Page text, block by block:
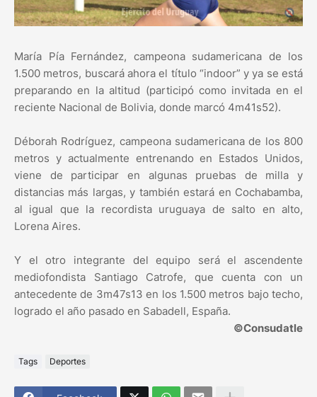
María Pía Fernández, campeona sudamericana de los
1.500 metros, buscará ahora el título “indoor” y ya se está
preparando en la altitud (participó como invitada en el
reciente Nacional de Bolivia, donde marcó 4m41s52).
Déborah Rodríguez, campeona sudamericana de los 800
metros y actualmente entrenando en Estados Unidos,
viene de participar en algunas pruebas de milla y
distancias más largas, y también estará en Cochabamba,
al igual que la recordista uruguaya de salto en alto,
Lorena Aires.
Y el otro integrante del equipo será el ascendente
mediofondista Santiago Catrofe, que cuenta con un
antecedente de 3m47s13 en los 1.500 metros bajo techo,
logrado el año pasado en Sabadell, España.
©Consudatle
Tags Deportes